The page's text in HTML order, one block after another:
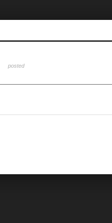
posted